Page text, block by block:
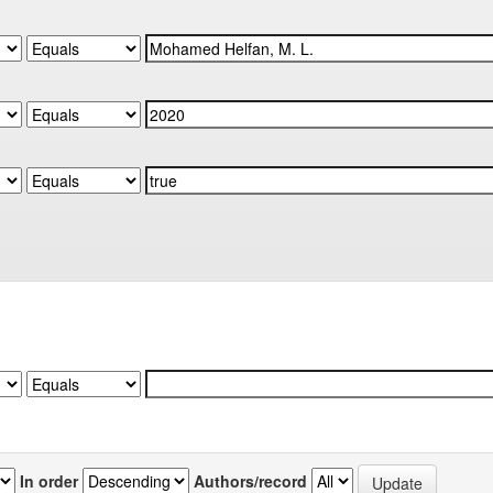
In order Authors/record